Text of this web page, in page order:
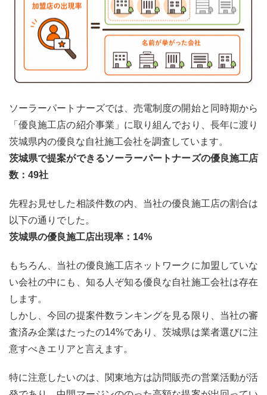
ソーラーパートナーズでは、売電制度の開始と同時期から
「優良施工店の紹介事業」に取り組んでおり、長年に渡り
茨城県内の優良な自社施工会社を調査しています。
茨城県で提案ができるソーラーパートナーズの優良施工店
数：49社
先程お見せした相談件数の内、当社の優良施工店の割合は
以下の通りでした。
茨城県の優良施工店出現率：14%
もちろん、当社の優良施工店ネットワークに加盟していな
い会社の中にも、知る人ぞ知る優良な自社施工会社は存在
します。
しかし、今回の提案件数ランキングを見る限り、当社の審
査済み企業はたったの14%であり、茨城県は業者選びに注
意すべきエリアと言えます。
特に注意したいのは、関東地方は訪問販売の営業活動が活